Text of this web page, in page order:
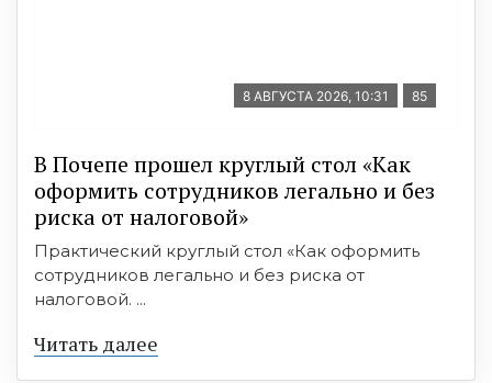
8 АВГУСТА 2026, 10:31 85
В Почепе прошел круглый стол «Как
оформить сотрудников легально и без
риска от налоговой»
Практический круглый стол «Как оформить
сотрудников легально и без риска от
налоговой. ...
Читать далее